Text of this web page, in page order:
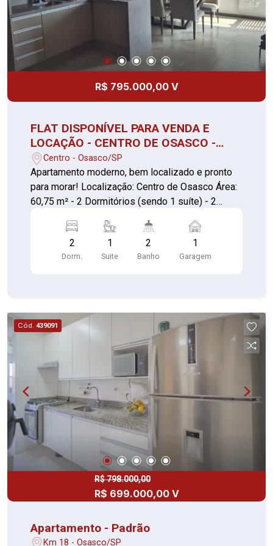
para morar. É entrar e viver com conforto e bom
gosto. Agende uma visita e surpreenda-se com
cada detalhe.
R$ 795.000,00 V
FLAT DISPONÍVEL PARA VENDA E
LOCAÇÃO - CENTRO DE OSASCO -
60,75 m² - LAZER COMPLETO
Centro - Osasco/SP
Apartamento moderno, bem localizado e pronto
para morar! Localização: Centro de Osasco Área:
60,75 m² - 2 Dormitórios (sendo 1 suíte) - 2
acabamento Sala e cozinha integradas Móveis
planejados de alta qualidade Cooktop, forno e
ambientes Documentação 100% OK - Aceita
financiamento e uso de FGTS Condomínio com
lazer completo: Piscina, academia, salão de
festas, playground, churrasqueira, espaço
gourmet, e muito mais! Agende sua visita e venha
conhecer o seu novo lar no coração de Osasco!
2
Dorm.
1
Suite
2
Banho
1
Garagem
Cód. 439091
R$ 798.000,00
R$ 699.000,00 V
Apartamento - Padrão
Km 18 - Osasco/SP